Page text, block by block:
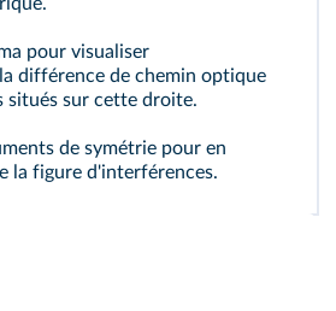
pour visualiser
différence de chemin optique
situés sur cette droite.
de symétrie pour en
la figure d'interférences.